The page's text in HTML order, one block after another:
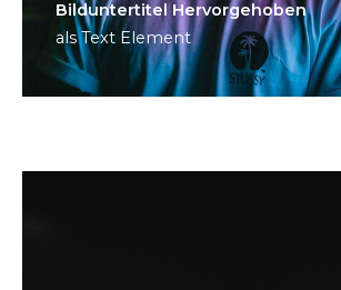
Bild­unter­titel Hervorgehoben
als Text Element